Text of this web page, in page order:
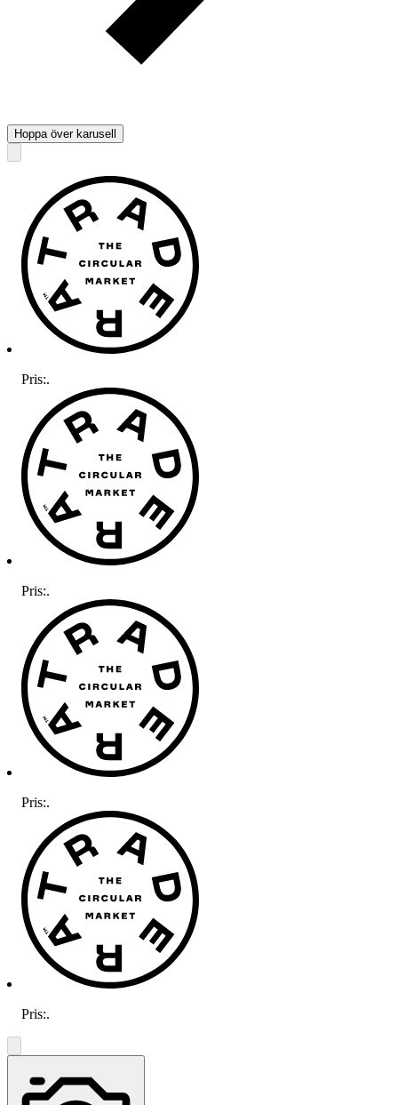
Hoppa över karusell
Pris:.
Pris:.
Pris:.
Pris:.